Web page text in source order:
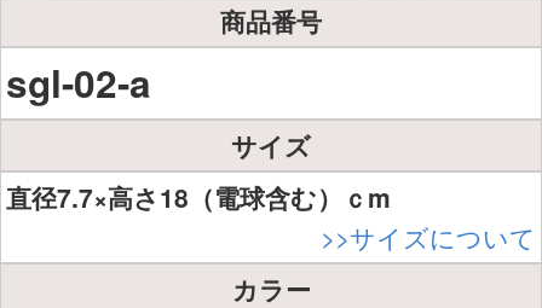
商品番号
sgl-02-a
サイズ
直径7.7×高さ18（電球含む）ｃm
>>サイズについて
カラー